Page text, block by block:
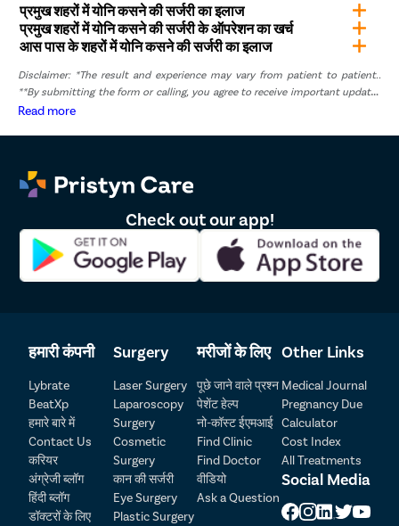
सर्जरी में प्रभाव पड़ सकता है तो उसे उन दवाइयों से परहेज करने को कहा
जाता है या उन दवाइयों के स्थान पर दूसरी दवाइयाँ संस्तुत की जाती हैं।
देहरादून में Pristyn Care से कराएं
वजाइनोप्लास्टी
देहरादून में Pristyn Care वजाइनोप्लास्टी के लिए सबसे अच्छी
काम्प्लेक्स ट्रीटमेंट है, इसलिए इस सर्जरी को करने के लिए एक अच्छे
सर्जन और एडवांस उपकरण का होना बहुत आवश्यक है, अन्यथा सर्जरी के
बाद महिला को बहुत सी जटिलताएं हो सकती हैं। अन्य शहरों की तरह
देहरादून में भी प्रिस्टीन केयर के पास 15 से अधिक वर्ष के अनुभव वाले
सर्जन हैं एवं इंडिया के लेटेस्ट उपकरण हैं जो सर्जरी को काम्प्लेक्स फ्री
और एडवांस बनाते हैं।
प्रमुख शहरों में योनि कसने की सर्जरी का इलाज
प्रमुख शहरों में योनि कसने की सर्जरी के ऑपरेशन का खर्च
आस पास के शहरों में योनि कसने की सर्जरी का इलाज
Disclaimer: *The result and experience may vary from patient to patient..
**By submitting the form or calling, you agree to receive important updates
and marketing communications.
Read more
Check out our app!
हमारी कंपनी
Lybrate
BeatXp
हमारे बारे में
Contact Us
करियर
अंग्रेजी ब्लॉग
हिंदी ब्लॉग
डॉक्टरों के लिए
Surgery
Laser Surgery
Laparoscopy
Surgery
Cosmetic
Surgery
कान की सर्जरी
Eye Surgery
Plastic Surgery
मरीजों के लिए
पूछे जाने वाले प्रश्न
पेशेंट हेल्प
नो-कॉस्ट ईएमआई
Find Clinic
Find Doctor
वीडियो
Ask a Question
Other Links
Medical Journal
Pregnancy Due
Calculator
Cost Index
All Treatments
Social Media
Patient Detail
नाम लिखें
OTP